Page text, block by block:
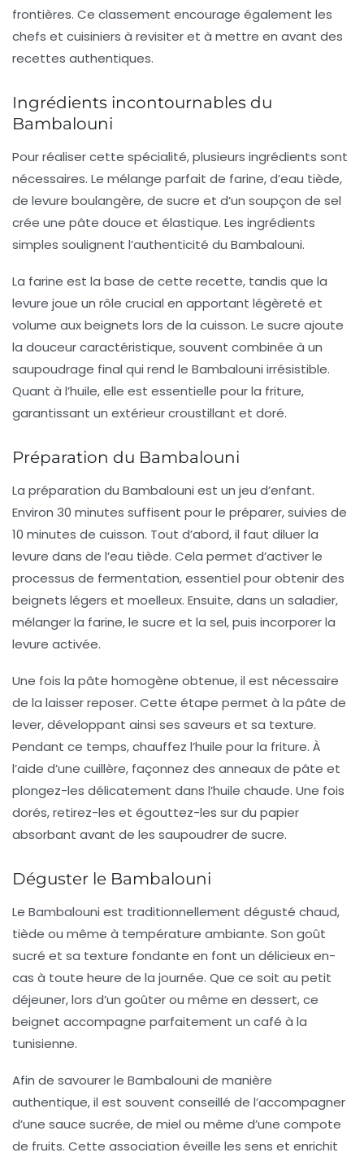
frontières. Ce classement encourage également les
chefs et cuisiniers à revisiter et à mettre en avant des
recettes authentiques.
Ingrédients incontournables du
Bambalouni
Pour réaliser cette spécialité, plusieurs ingrédients sont
nécessaires. Le mélange parfait de farine, d’eau tiède,
de levure boulangère, de sucre et d’un soupçon de sel
crée une pâte douce et élastique. Les ingrédients
simples soulignent l’authenticité du Bambalouni.
La farine est la base de cette recette, tandis que la
levure joue un rôle crucial en apportant légèreté et
volume aux beignets lors de la cuisson. Le sucre ajoute
la douceur caractéristique, souvent combinée à un
saupoudrage final qui rend le Bambalouni irrésistible.
Quant à l’huile, elle est essentielle pour la friture,
garantissant un extérieur croustillant et doré.
Préparation du Bambalouni
La préparation du Bambalouni est un jeu d’enfant.
Environ 30 minutes suffisent pour le préparer, suivies de
10 minutes de cuisson. Tout d’abord, il faut diluer la
levure dans de l’eau tiède. Cela permet d’activer le
processus de fermentation, essentiel pour obtenir des
beignets légers et moelleux. Ensuite, dans un saladier,
mélanger la farine, le sucre et la sel, puis incorporer la
levure activée.
Une fois la pâte homogène obtenue, il est nécessaire
de la laisser reposer. Cette étape permet à la pâte de
lever, développant ainsi ses saveurs et sa texture.
Pendant ce temps, chauffez l’huile pour la friture. À
l’aide d’une cuillère, façonnez des anneaux de pâte et
plongez-les délicatement dans l’huile chaude. Une fois
dorés, retirez-les et égouttez-les sur du papier
absorbant avant de les saupoudrer de sucre.
Déguster le Bambalouni
Le Bambalouni est traditionnellement dégusté chaud,
tiède ou même à température ambiante. Son goût
sucré et sa texture fondante en font un délicieux en-
cas à toute heure de la journée. Que ce soit au petit
déjeuner, lors d’un goûter ou même en dessert, ce
beignet accompagne parfaitement un café à la
tunisienne.
Afin de savourer le Bambalouni de manière
authentique, il est souvent conseillé de l’accompagner
d’une sauce sucrée, de miel ou même d’une compote
de fruits. Cette association éveille les sens et enrichit